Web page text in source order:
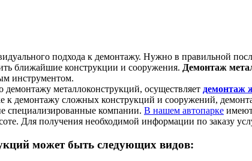
подхода к демонтажу. Нужно в правильной
ближайшие конструкции и сооружения. Демонтаж
инструментом.
металлоконструкций, осуществляет демонтаж
к демонтажу сложных конструкций и сооружений,
специализированные компании. В нашем автопарке
Для получения необходимой информации по заказу
может быть следующих видов: